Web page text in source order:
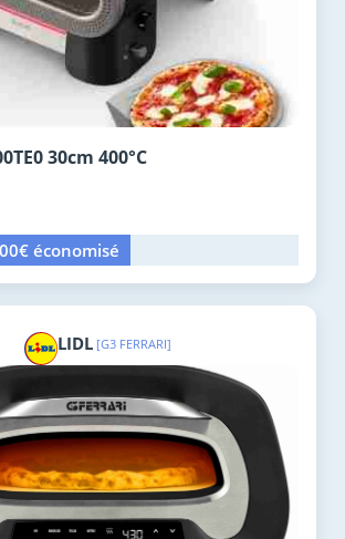
30cm 400°C
économisé
LIDL [G3 FERRARI]